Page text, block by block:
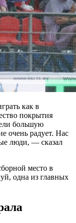
как в
покрытия
большую
очень радует. Нас
люди, — сказал
место в
одна из главных